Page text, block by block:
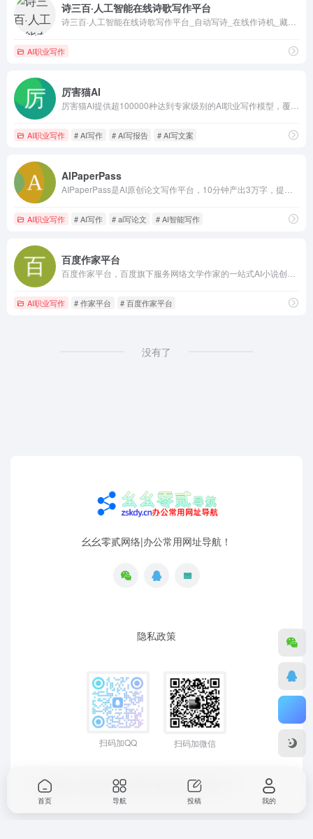
诗三百·人工智能在线诗歌写作平台
AI职业写作
厉害猫AI
AI职业写作 # AI写作 # AI写报告 # AI写文案
AIPaperPass
AI职业写作 # AI写作 # ai写论文 # AI智能写作
百度作家平台
AI职业写作 # 作家平台 # 百度作家平台
没有了
幺幺零贰网络|办公常用网址导航！
隐私政策
扫码加QQ 扫码加微信
Copyright © 2026 幺幺零贰导航 粤ICP备19129477号-1
首页 导航 投稿 我的